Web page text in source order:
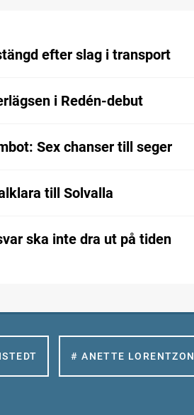
efter slag i transport
i Redén-debut
Sex chanser till seger
till Solvalla
ska inte dra ut på tiden
# ANETTE LORENTZON